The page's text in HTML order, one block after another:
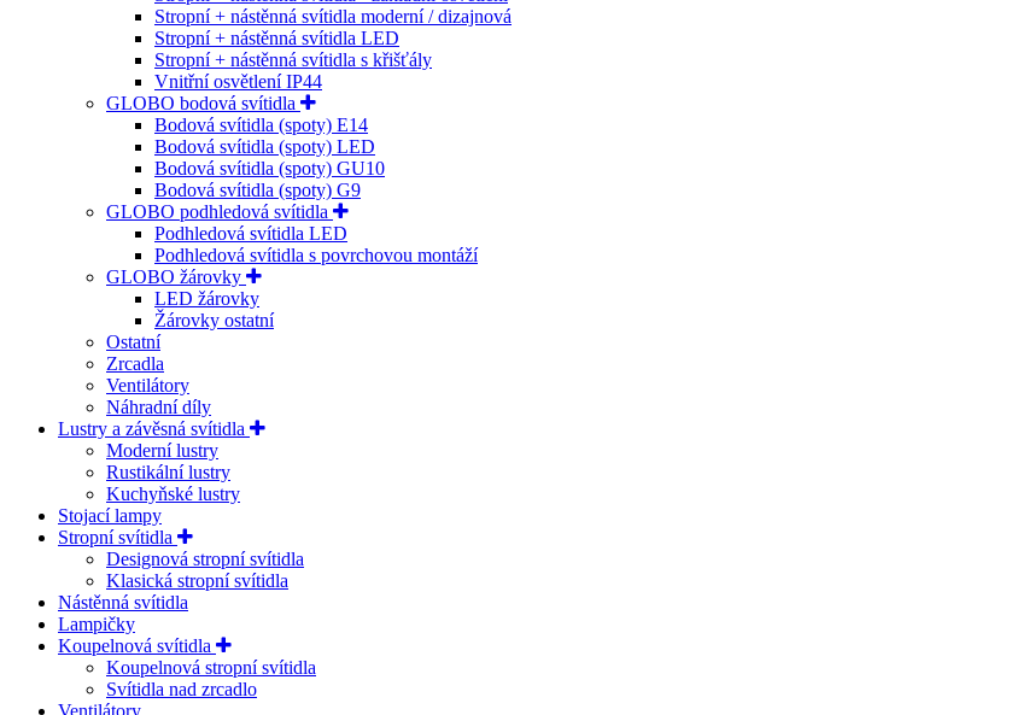
Stropní + nástěnná svítidla moderní / dizajnová
Stropní + nástěnná svítidla LED
Stropní + nástěnná svítidla s křišťály
Vnitřní osvětlení IP44
GLOBO bodová svítidla
Bodová svítidla (spoty) E14
Bodová svítidla (spoty) LED
Bodová svítidla (spoty) GU10
Bodová svítidla (spoty) G9
GLOBO podhledová svítidla
Podhledová svítidla LED
Podhledová svítidla s povrchovou montáží
GLOBO žárovky
LED žárovky
Žárovky ostatní
Ostatní
Zrcadla
Ventilátory
Náhradní díly
Lustry a závěsná svítidla
Moderní lustry
Rustikální lustry
Kuchyňské lustry
Stojací lampy
Stropní svítidla
Designová stropní svítidla
Klasická stropní svítidla
Nástěnná svítidla
Lampičky
Koupelnová svítidla
Koupelnová stropní svítidla
Svítidla nad zrcadlo
Ventilátory